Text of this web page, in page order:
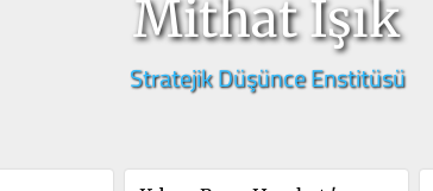
Mithat Işık
Stratejik Düşünce Enstitüsü